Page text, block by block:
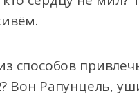
способов
Вон Рапунцель,